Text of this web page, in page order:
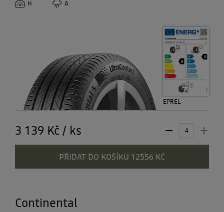
H A
EPREL
3 139 Kč / ks
PŘIDAT DO KOŠÍKU 12556 KČ
Continental